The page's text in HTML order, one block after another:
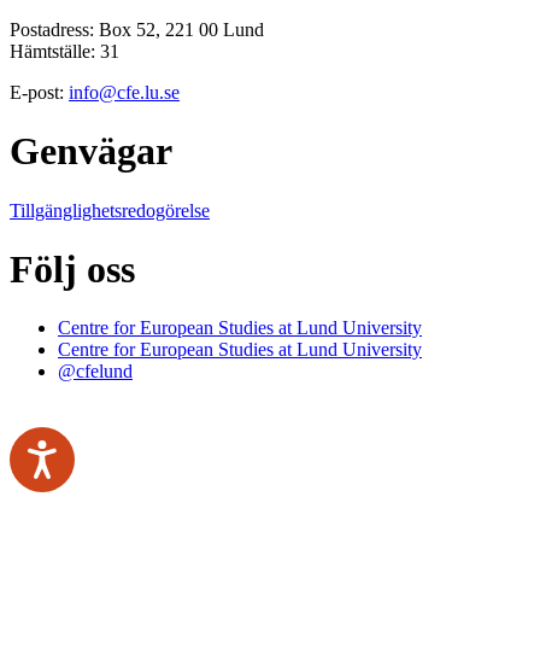
Postadress: Box 52, 221 00 Lund
Hämtställe: 31
E-post: info@cfe.lu.se
Genvägar
Tillgänglighetsredogörelse
Följ oss
Centre for European Studies at Lund University
Centre for European Studies at Lund University
@cfelund